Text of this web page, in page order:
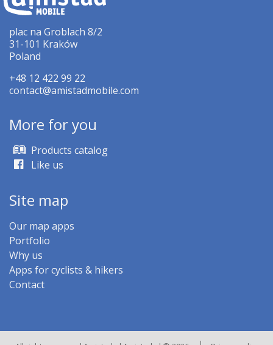
plac na Groblach 8/2
31-101 Kraków
Poland
+48 12 422 99 22
contact@amistadmobile.com
More for you
Products catalog
Like us
Site map
Our map apps
Portfolio
Why us
Apps for cyclists & hikers
Contact